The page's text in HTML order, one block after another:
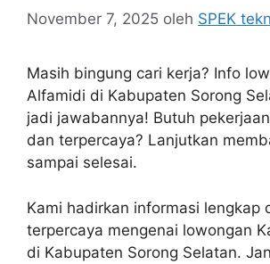
November 7, 2025 oleh SPEK
Masih bingung cari kerja? Info
Alfamidi di Kabupaten Sorong
jadi jawabannya! Butuh
dan terpercaya? Lanjutkan
sampai selesai.
Kami hadirkan informasi lengkap
terpercaya mengenai lowongan
di Kabupaten Sorong Selatan.